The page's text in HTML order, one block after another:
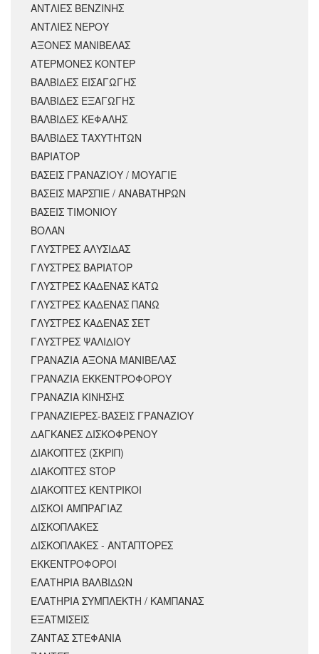
ΑΝΤΛΙΕΣ ΒΕΝΖΙΝΗΣ
ΑΝΤΛΙΕΣ ΝΕΡΟΥ
ΑΞΟΝΕΣ ΜΑΝΙΒΕΛΑΣ
ΑΤΕΡΜΟΝΕΣ ΚΟΝΤΕΡ
ΒΑΛΒΙΔΕΣ ΕΙΣΑΓΩΓΗΣ
ΒΑΛΒΙΔΕΣ ΕΞΑΓΩΓΗΣ
ΒΑΛΒΙΔΕΣ ΚΕΦΑΛΗΣ
ΒΑΛΒΙΔΕΣ ΤΑΧΥΤΗΤΩΝ
ΒΑΡΙΑΤΟΡ
ΒΑΣΕΙΣ ΓΡΑΝΑΖΙΟΥ / ΜΟΥΑΓΙΕ
ΒΑΣΕΙΣ ΜΑΡΣΠΙΕ / ΑΝΑΒΑΤΗΡΩΝ
ΒΑΣΕΙΣ ΤΙΜΟΝΙΟΥ
ΒΟΛΑΝ
ΓΛΥΣΤΡΕΣ ΑΛΥΣΙΔΑΣ
ΓΛΥΣΤΡΕΣ ΒΑΡΙΑΤΟΡ
ΓΛΥΣΤΡΕΣ ΚΑΔΕΝΑΣ ΚΑΤΩ
ΓΛΥΣΤΡΕΣ ΚΑΔΕΝΑΣ ΠΑΝΩ
ΓΛΥΣΤΡΕΣ ΚΑΔΕΝΑΣ ΣΕΤ
ΓΛΥΣΤΡΕΣ ΨΑΛΙΔΙΟΥ
ΓΡΑΝΑΖΙΑ ΑΞΟΝΑ ΜΑΝΙΒΕΛΑΣ
ΓΡΑΝΑΖΙΑ ΕΚΚΕΝΤΡΟΦΟΡΟΥ
ΓΡΑΝΑΖΙΑ ΚΙΝΗΣΗΣ
ΓΡΑΝΑΖΙΕΡΕΣ-ΒΑΣΕΙΣ ΓΡΑΝΑΖΙΟΥ
ΔΑΓΚΑΝΕΣ ΔΙΣΚΟΦΡΕΝΟΥ
ΔΙΑΚΟΠΤΕΣ (ΣΚΡΙΠ)
ΔΙΑΚΟΠΤΕΣ STOP
ΔΙΑΚΟΠΤΕΣ ΚΕΝΤΡΙΚΟΙ
ΔΙΣΚΟΙ ΑΜΠΡΑΓΙΑΖ
ΔΙΣΚΟΠΛΑΚΕΣ
ΔΙΣΚΟΠΛΑΚΕΣ - ΑΝΤΑΠΤΟΡΕΣ
ΕΚΚΕΝΤΡΟΦΟΡΟΙ
ΕΛΑΤΗΡΙΑ ΒΑΛΒΙΔΩΝ
ΕΛΑΤΗΡΙΑ ΣΥΜΠΛΕΚΤΗ / ΚΑΜΠΑΝΑΣ
ΕΞΑΤΜΙΣΕΙΣ
ΖΑΝΤΑΣ ΣΤΕΦΑΝΙΑ